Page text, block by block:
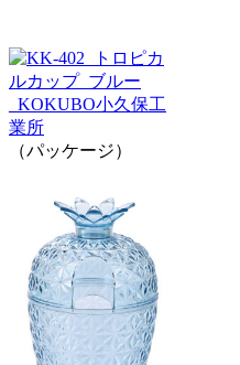
（パッケージ）